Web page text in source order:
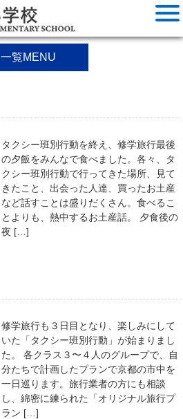
一覧MENU
タクシー班別行動を終え、修学旅行最後
の夕飯をみんなで食べました。各々、タ
クシー班別行動で行ってきた場所、見て
きたこと、出会った人達、買ったお土産
など話すことは盛りだくさん。食べるこ
とよりも、熱中するお土産話。 夕食後の
夜 […]
修学旅行も３日目となり、楽しみにして
いた「タクシー班別行動」が始まりまし
た。 各クラス３〜４人のグループで、自
分たちで計画したプランで京都の市中を
一日巡ります。旅行業者の方にも相談
し、綿密に練られた「オリジナル旅行プ
ラン […]